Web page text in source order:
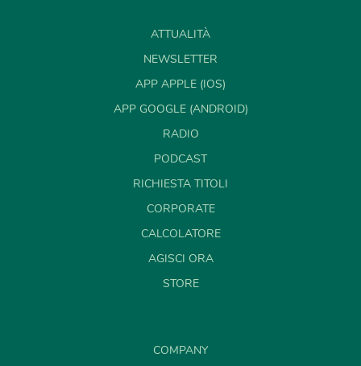
ATTUALITÀ
NEWSLETTER
APP APPLE (IOS)
APP GOOGLE (ANDROID)
RADIO
PODCAST
RICHIESTA TITOLI
CORPORATE
CALCOLATORE
AGISCI ORA
STORE
COMPANY